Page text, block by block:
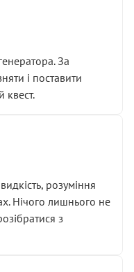
сервіс працює не
За
і поставити
квест.
розуміння
Нічого лишнього не
з